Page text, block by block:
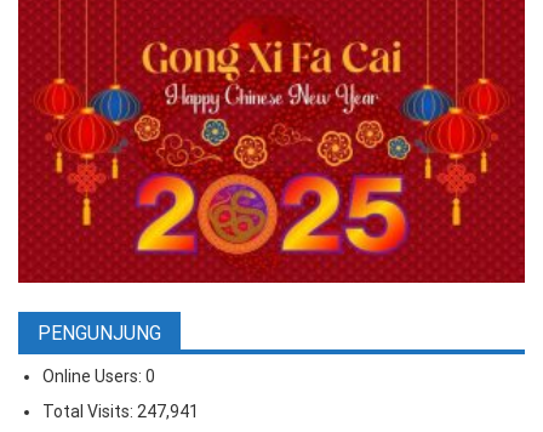
PENGUNJUNG
Online Users: 0
Total Visits: 247,941